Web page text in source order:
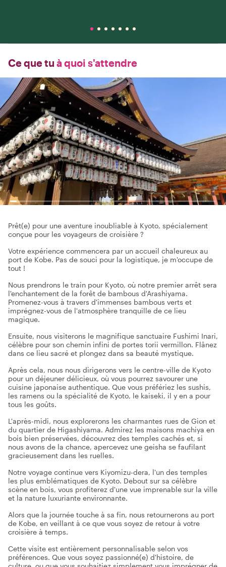
Ce que tu à quoi s'attendre
Prêt(e) pour une aventure inoubliable à Kyoto, spécialement
conçue pour les voyageurs de croisière ?
Votre expérience commencera par un accueil chaleureux au
port de Kobe. Pas de souci pour la logistique, je m'occupe de
tout !
Nous prendrons le train pour Kyoto, où notre premier arrêt sera
l'enchantement de la forêt de bambous d'Arashiyama.
Promenez-vous à travers d'immenses bambous verts et
imprégnez-vous de l'atmosphère tranquille de ce lieu
magique.
Ensuite, nous visiterons le magnifique sanctuaire Fushimi Inari,
célèbre pour son chemin infini de portes torii vermillon. Flânez
dans ce lieu sacré et plongez dans sa beauté mystique.
Après cela, nous nous dirigerons vers le centre-ville de Kyoto
pour un déjeuner délicieux, où vous pourrez savourer une
cuisine japonaise authentique. Que vous préfériez les sushis,
les ramens ou la spécialité de Kyoto, le kaiseki, il y en a pour
tous les goûts.
L'après-midi, nous explorerons les charmantes rues de Gion et
du quartier de Higashiyama. Admirez les maisons machiya en
bois bien préservées, découvrez des temples cachés et, si
nous avons de la chance, apercevez une geisha se faufilant
gracieusement dans les ruelles.
Notre voyage continue vers Kiyomizu-dera, l'un des temples
les plus emblématiques de Kyoto. Debout sur sa célèbre
scène en bois, vous profiterez d'une vue imprenable sur la ville
et la nature luxuriante environnante.
Alors que la journée touche à sa fin, nous retournerons au port
de Kobe, en veillant à ce que vous soyez de retour à votre
croisière à temps.
Cette visite est entièrement personnalisable selon vos
préférences. Que vous soyez passionné(e) d'histoire, de